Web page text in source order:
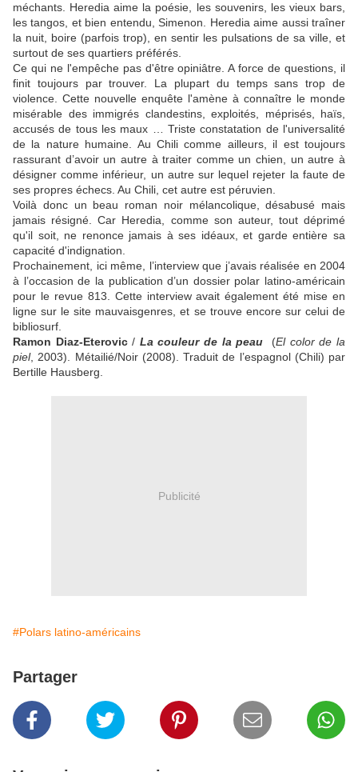
méchants. Heredia aime la poésie, les souvenirs, les vieux bars,
les tangos, et bien entendu, Simenon. Heredia aime aussi traîner
la nuit, boire (parfois trop), en sentir les pulsations de sa ville, et
surtout de ses quartiers préférés.
Ce qui ne l'empêche pas d'être opiniâtre. A force de questions, il
finit toujours par trouver. La plupart du temps sans trop de
violence. Cette nouvelle enquête l'amène à connaître le monde
misérable des immigrés clandestins, exploités, méprisés, haïs,
accusés de tous les maux … Triste constatation de l'universalité
de la nature humaine. Au Chili comme ailleurs, il est toujours
rassurant d’avoir un autre à traiter comme un chien, un autre à
désigner comme inférieur, un autre sur lequel rejeter la faute de
ses propres échecs. Au Chili, cet autre est péruvien.
Voilà donc un beau roman noir mélancolique, désabusé mais
jamais résigné. Car Heredia, comme son auteur, tout déprimé
qu'il soit, ne renonce jamais à ses idéaux, et garde entière sa
capacité d'indignation.
Prochainement, ici même, l’interview que j’avais réalisée en 2004
à l’occasion de la publication d’un dossier polar latino-américain
pour le revue 813. Cette interview avait également été mise en
ligne sur le site mauvaisgenres, et se trouve encore sur celui de
bibliosurf.
Ramon Diaz-Eterovic/ La couleur de la peau (El color de la
piel, 2003). Métailié/Noir (2008). Traduit de l’espagnol (Chili) par
Bertille Hausberg.
Publicité
#Polars latino-américains
Partager